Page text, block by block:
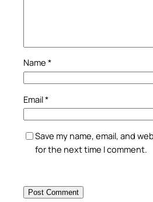
Name *
Email*
Save my name, email, and
for the next time I comment.